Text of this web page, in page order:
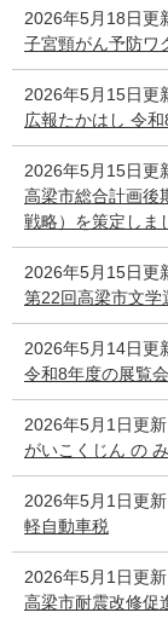
2026年5月18日更
子宮頸がん予防ワ
2026年5月15日更
広報たかはし 令
2026年5月15日更
高梁市総合計画後
戦略）を策定しま
2026年5月15日更
第22回高梁市文
2026年5月14日更
令和8年度の展覧
2026年5月1日更新
がいこくじん の
2026年5月1日更新
軽自動車税
2026年5月1日更新
高梁市耐震改修促